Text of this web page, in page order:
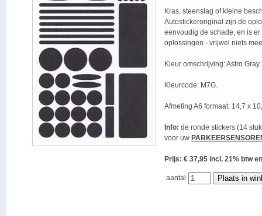
Kras, steenslag of kleine
Autostickeroriginal zijn de
eenvoudig de schade, en is
oplossingen - vrijwel niets
Kleur omschrijving: Astro Gray.
Kleurcode: M7G.
Afmeting A6 formaat: 14,7 x
Info: de ronde stickers (14
voor uw
Prijs: € 37,95 incl. 21% btw
aantal